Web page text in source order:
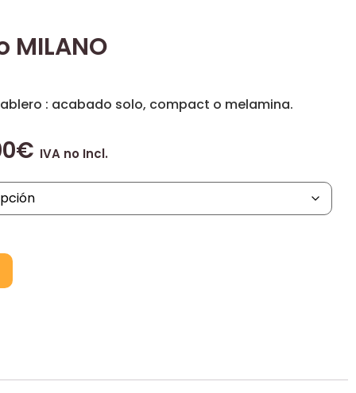
: acabado solo, compact o melamina.
€ IVA no Incl.